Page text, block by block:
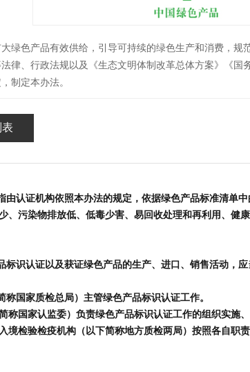
绿色产品有效供给，引导可持续的绿色生产和消费，
法律、行政法规以及《生态文明体制改革总体方案》《
制定本办法。
由认证机构依照本办法的规定，依据绿色产品标准清单
、污染物排放低、低毒少害、易回收处理和再利用、健
标识认证以及获证绿色产品的生产、进口、销售活动，
国家质检总局）主管绿色产品标识认证工作。
称国家认监委）负责绿色产品标识认证工作的组织实施
境检验检疫机构（以下简称地方质检两局）按照各自职